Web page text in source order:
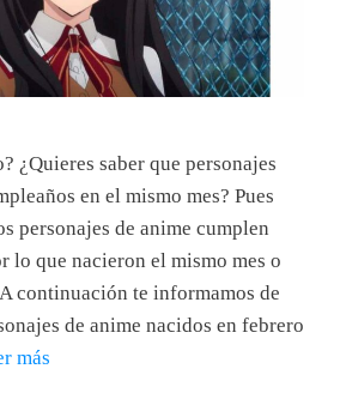
¿Quieres saber que personajes
en el mismo mes? Pues
personajes de anime cumplen
lo que nacieron el mismo mes o
continuación te informamos de
de anime nacidos en febrero
más